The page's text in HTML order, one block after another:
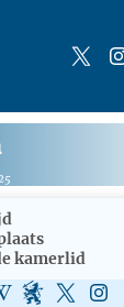
kamerlid